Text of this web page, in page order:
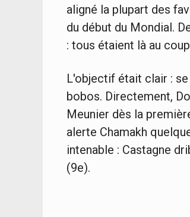
aligné la plupart des
du début du Mondial.
: tous étaient là au
L'objectif était clair :
bobos. Directement,
Meunier dès la
alerte Chamakh
intenable : Castagne
(9e).